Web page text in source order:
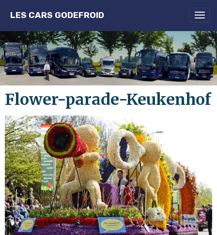
LES CARS GODEFROID
Flower-parade-Keukenhof